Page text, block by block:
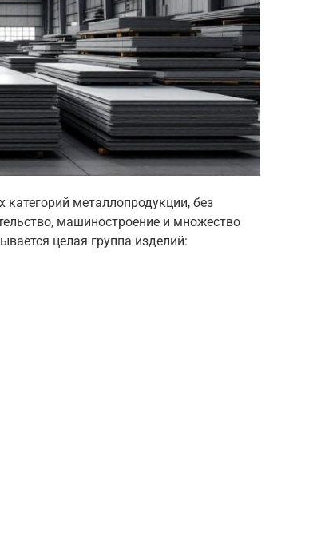
металлопродукции, без
машиностроение и множество
целая группа изделий: